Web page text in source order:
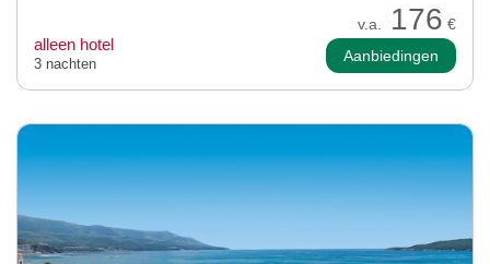
v.a. 176 €
alleen hotel
3 nachten Aanbiedingen